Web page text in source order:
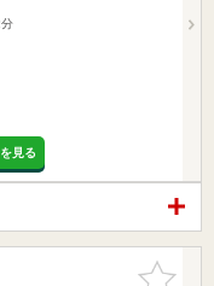
見る
お気に入